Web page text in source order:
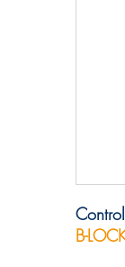
B-